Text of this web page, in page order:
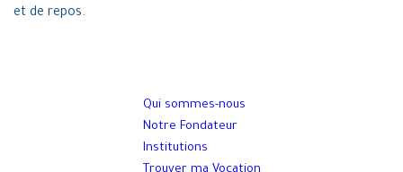
et de repos.
Qui sommes-nous
Notre Fondateur
Institutions